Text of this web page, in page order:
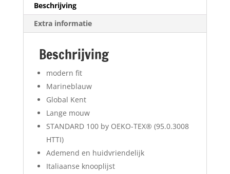
Beschrijving
Extra informatie
Beschrijving
modern fit
Marineblauw
Global Kent
Lange mouw
STANDARD 100 by OEKO-TEX® (95.0.3008
HTTI)
Ademend en huidvriendelijk
Italiaanse knooplijst